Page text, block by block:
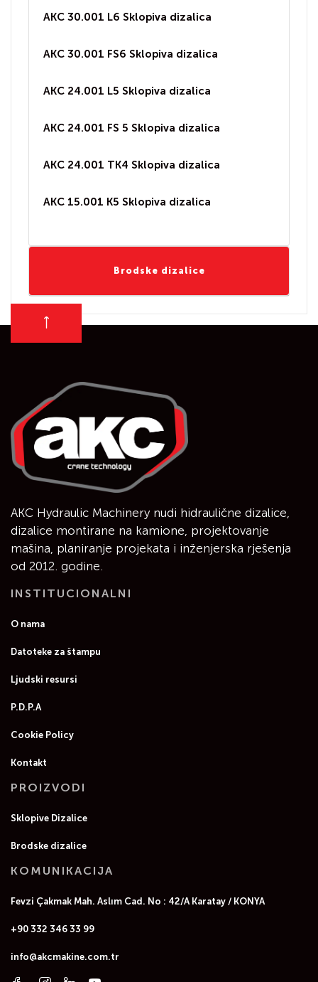
AKC 30.001 L6 Sklopiva dizalica
AKC 30.001 FS6 Sklopiva dizalica
AKC 24.001 L5 Sklopiva dizalica
AKC 24.001 FS 5 Sklopiva dizalica
AKC 24.001 TK4 Sklopiva dizalica
AKC 15.001 K5 Sklopiva dizalica
Brodske dizalice
AKC Hydraulic Machinery nudi hidraulične dizalice,
dizalice montirane na kamione, projektovanje
mašina, planiranje projekata i inženjerska rješenja
od 2012. godine.
INSTITUCIONALNI
O nama
Datoteke za štampu
Ljudski resursi
P.D.P.A
Cookie Policy
Kontakt
PROIZVODI
Sklopive Dizalice
Brodske dizalice
KOMUNIKACIJA
Fevzi Çakmak Mah. Aslım Cad. No : 42/A Karatay / KONYA
+90 332 346 33 99
info@akcmakine.com.tr